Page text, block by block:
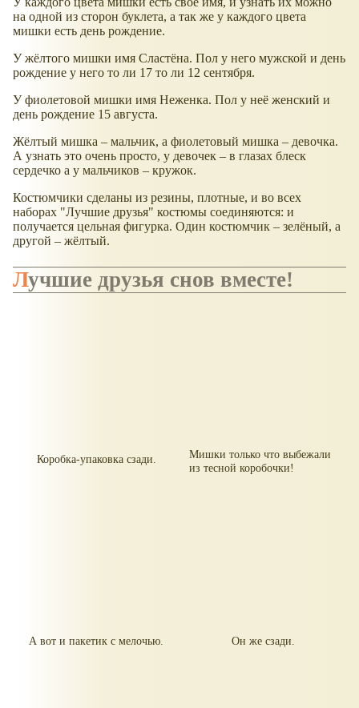
на одной из сторон буклета, а так же у каждого цвета
мишки есть день рождение.
У жёлтого мишки имя Сластёна. Пол у него мужской и день
рождение у него то ли 17 то ли 12 сентября.
У фиолетовой мишки имя Неженка. Пол у неё женский и
день рождение 15 августа.
Жёлтый мишка – мальчик, а фиолетовый мишка – девочка.
А узнать это очень просто, у девочек – в глазах блеск
сердечко а у мальчиков – кружок.
Костюмчики сделаны из резины, плотные, и во всех
наборах "Лучшие друзья" костюмы соединяются: и
получается цельная фигурка. Один костюмчик – зелёный, а
другой – жёлтый.
Лучшие друзья снов вместе!
Коробка-упаковка сзади.
Мишки только что выбежали
из тесной коробочки!
А вот и пакетик с мелочью. Он же сзади.